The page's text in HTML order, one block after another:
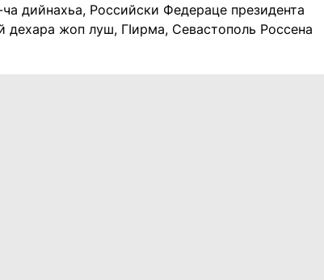
дийнахьа, Российски Федераце президента
дехара жоп луш, ГIирма, Севастополь Россена